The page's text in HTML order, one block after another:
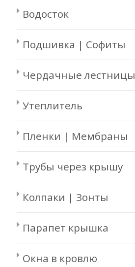
Водосток
Подшивка | Софиты
Чердачные лестницы
Утеплитель
Пленки | Мембраны
Трубы через крышу
Колпаки | Зонты
Парапет крышка
Окна в кровлю